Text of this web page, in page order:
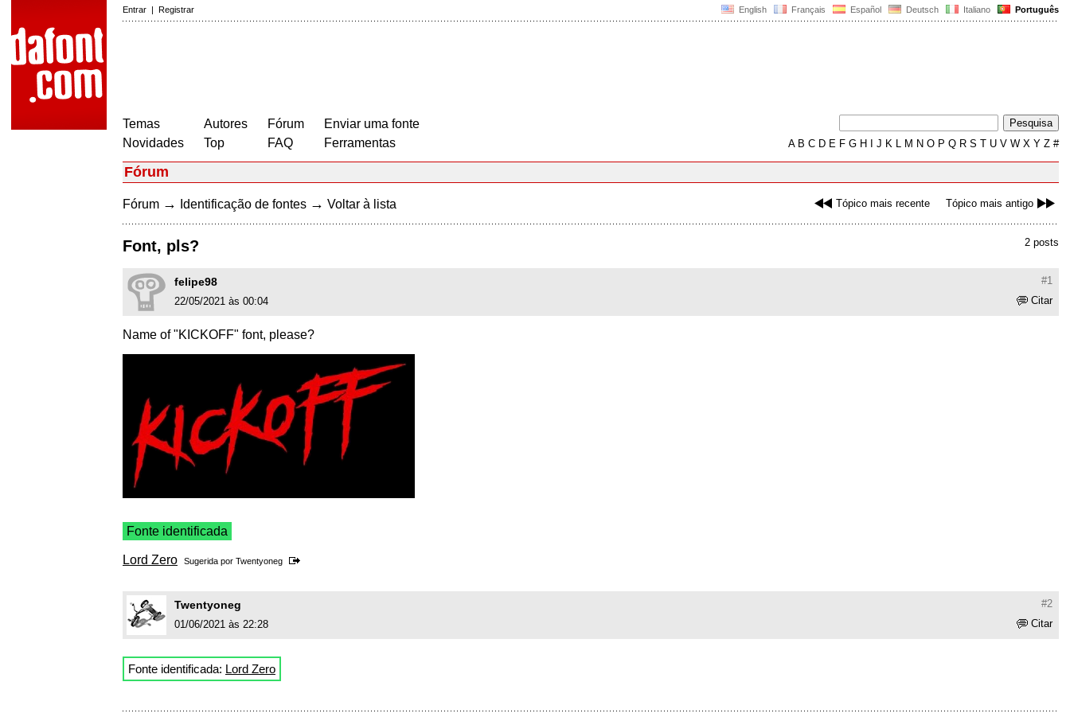
English Français Español Deutsch Italiano Português
Entrar | Registrar
Temas
Novidades
Autores
Top
Fórum
FAQ
Enviar uma fonte
Ferramentas
AB C D E F G H J K L M N O P Q R S T U V W X Y Z #
Fórum
Tópico mais recente Tópico mais antigo
Fórum → Identificação de fontes → Voltar à lista
2 posts
Font, pls?
#1
felipe98
Citar
22/05/2021 às 00:04
Name of "KICKOFF" font, please?
Fonte identificada
Lord Zero Sugerida por Twentyoneg
#2
Twentyoneg
Citar
01/06/2021 às 22:28
Fonte identificada: Lord Zero